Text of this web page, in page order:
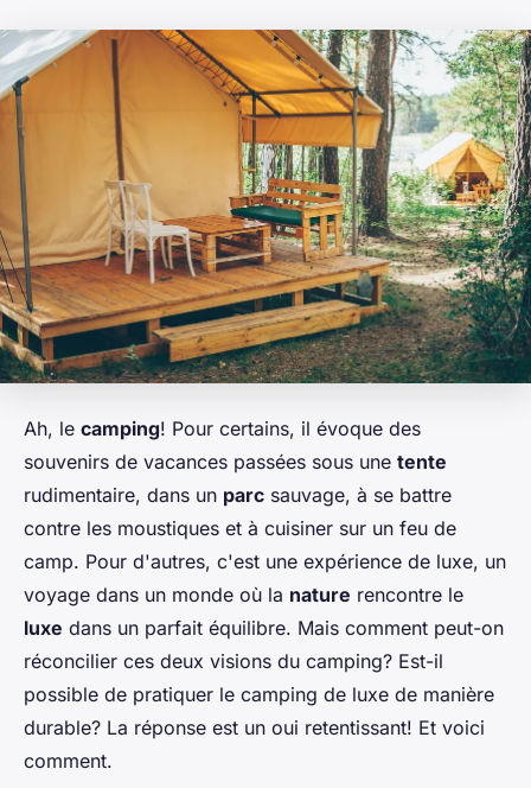
Ah, le camping! Pour certains, il évoque des
souvenirs de vacances passées sous une tente
rudimentaire, dans un parc sauvage, à se battre
contre les moustiques et à cuisiner sur un feu de
camp. Pour d'autres, c'est une expérience de luxe, un
voyage dans un monde où la nature rencontre le
luxe dans un parfait équilibre. Mais comment peut-on
réconcilier ces deux visions du camping? Est-il
possible de pratiquer le camping de luxe de manière
durable? La réponse est un oui retentissant! Et voici
comment.